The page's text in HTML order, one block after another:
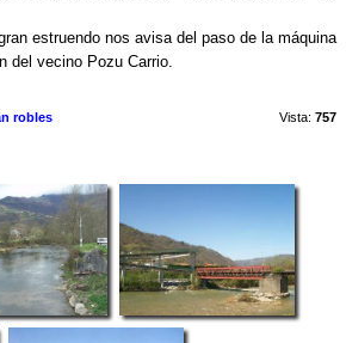
estruendo nos avisa del paso de la máquina
del vecino Pozu Carrio.
robles Vista: 757